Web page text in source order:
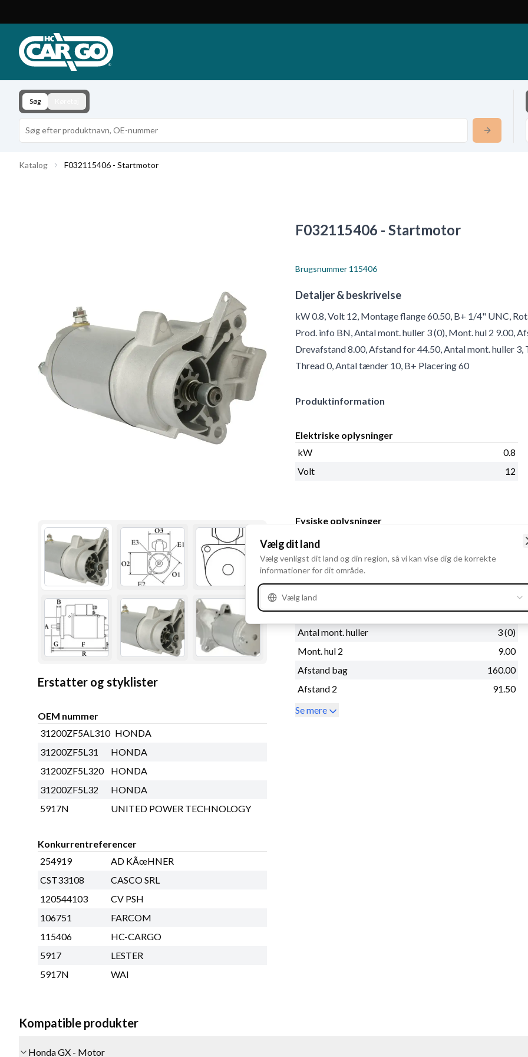
Download
Kontakt
Søg
Katalog F032115406 - Startmotor
Erstatter og styklister
OEM nummer
31200ZF5AL310 HONDA
31200ZF5L31
HONDA
31200ZF5L320
HONDA
31200ZF5L32
HONDA
5917N
UNITED POWER TECHNOLOGY
Konkurrentreferencer
254919
AD KÃœHNER
CST33108
CASCO SRL
120544103
CV PSH
106751
FARCOM
115406
HC-CARGO
5917
LESTER
5917N
WAI
F032115406 - Startmotor
Brugsnummer 115406
Detaljer & beskrivelse
kW 0.8, Volt 12, Montage flange 60.50, B+ 1/4" UNC,
Prod. info BN, Antal mont. huller 3 (0), Mont. hul 2 9.00,
Drevafstand 8.00, Afstand for 44.50, Antal mont. huller
Thread 0, Antal tænder 10, B+ Placering 60
Produktinformation
Elektriske oplysninger
kW
0.8
Volt
12
Fysiske oplysninger
Montage flange
B+
1/4" UNC
Rotation
Montage hul 3
Afstand
26.00
Antal mont. huller
3 (0)
Mont. hul 2
9.00
Afstand bag
160.00
Afstand 2
91.50
Se mere
Kompatible produkter
Honda GX - Motor
Vælg dit land
Vælg venligst dit land og din region, så vi kan vise dig de korrekte
informationer for dit område.
Vælg land